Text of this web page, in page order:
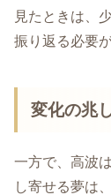
見たときは、
振り返る必要
変化の兆
一方で、高波は
し寄せる夢は